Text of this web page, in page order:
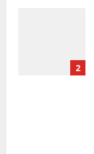
2